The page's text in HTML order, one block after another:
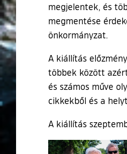
megjelentek, és
megmentése
önkormányzat.
A kiállítás
többek között
és számos műve
cikkekből és a
A kiállítás
Ugrás a galéria